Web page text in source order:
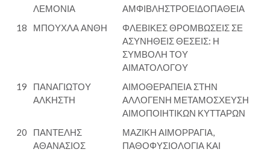
ΛΕΜΟΝΙΑ
ΑΜΦΙΒΛΗΣΤΡΟΕΙΔΟΠΑΘΕΙΑ
18
ΜΠΟΥΧΛΑ ΑΝΘΗ
ΦΛΕΒΙΚΕΣ ΘΡΟΜΒΩΣΕΙΣ ΣΕ
ΑΣΥΝΗΘΕΙΣ ΘΕΣΕΙΣ: Η
ΣΥΜΒΟΛΗ ΤΟΥ
ΑΙΜΑΤΟΛΟΓΟΥ
19
ΠΑΝΑΓΙΩΤΟΥ
ΑΛΚΗΣΤΗ
ΑΙΜΟΘΕΡΑΠΕΙΑ ΣΤΗΝ
ΑΛΛΟΓΕΝΗ ΜΕΤΑΜΟΣΧΕΥΣΗ
ΑΙΜΟΠΟΙΗΤΙΚΩΝ ΚΥΤΤΑΡΩΝ
20
ΠΑΝΤΕΛΗΣ
ΑΘΑΝΑΣΙΟΣ
ΜΑΖΙΚΗ ΑΙΜΟΡΡΑΓΙΑ,
ΠΑΘΟΦΥΣΙΟΛΟΓΙΑ ΚΑΙ